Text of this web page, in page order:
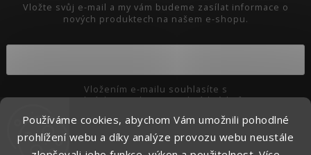
Používáme cookies, abychom Vám umožnili pohodlné
prohlížení webu a díky analýze provozu webu neustále
Vložte svůj e-mail a my vám budeme zasílat informace o
nových produktech na našem e-shopu.
podmínkami ochrany osobních údajů
Přihlásit se